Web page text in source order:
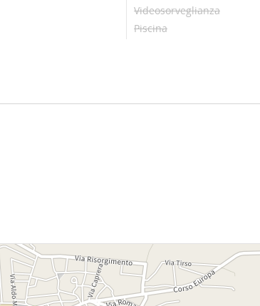
Videosorveglianza
Piscina